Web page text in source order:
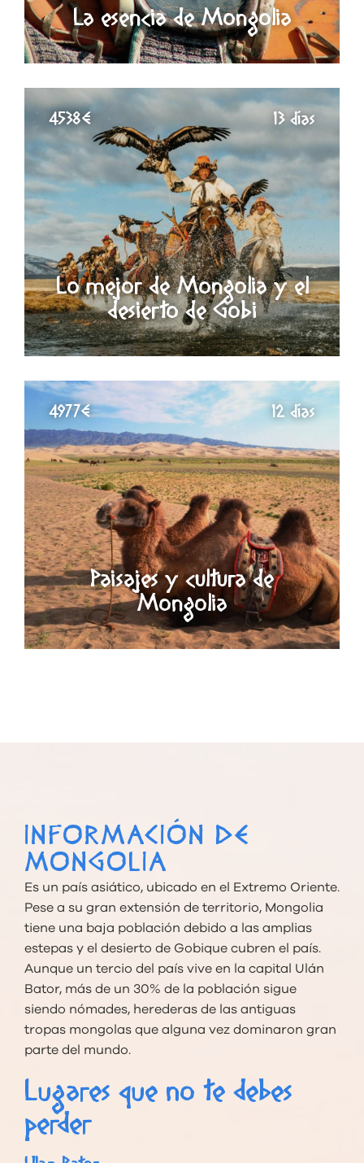
La esencia de Mongolia
Lo mejor de Mongolia y el
desierto de Gobi
4538€ 13 días
Paisajes y cultura de
Mongolia
4977€ 12 días
INFORMACIÓN DE
MONGOLIA
Es un país asiático, ubicado en el Extremo Oriente.
Pese a su gran extensión de territorio, Mongolia
tiene una baja población debido a las amplias
estepas y el desierto de Gobique cubren el país.
Aunque un tercio del país vive en la capital Ulán
Bator, más de un 30% de la población sigue
siendo nómades, herederas de las antiguas
tropas mongolas que alguna vez dominaron gran
parte del mundo.
Lugares que no te debes
perder